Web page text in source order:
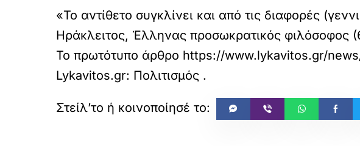
«Το αντίθετο συγκλίνει και από τις διαφορές
Ηράκλειτος, Έλληνας προσωκρατικός φιλόσοφος
Το πρωτότυπο άρθρο https://www.lykavitos.gr/
Lykavitos.gr: Πολιτισμός .